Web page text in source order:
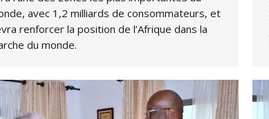
avec 1,2 milliards de consommateurs, et
renforcer la position de l’Afrique dans la
du monde.